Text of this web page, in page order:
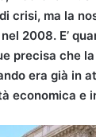
crisi, ma la
2008. E’
precisa che
era già in
economica e